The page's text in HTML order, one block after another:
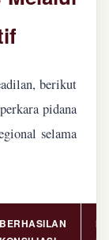
berikut
pidana
selama